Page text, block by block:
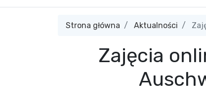
Strona główna Aktualności
Zajęcia